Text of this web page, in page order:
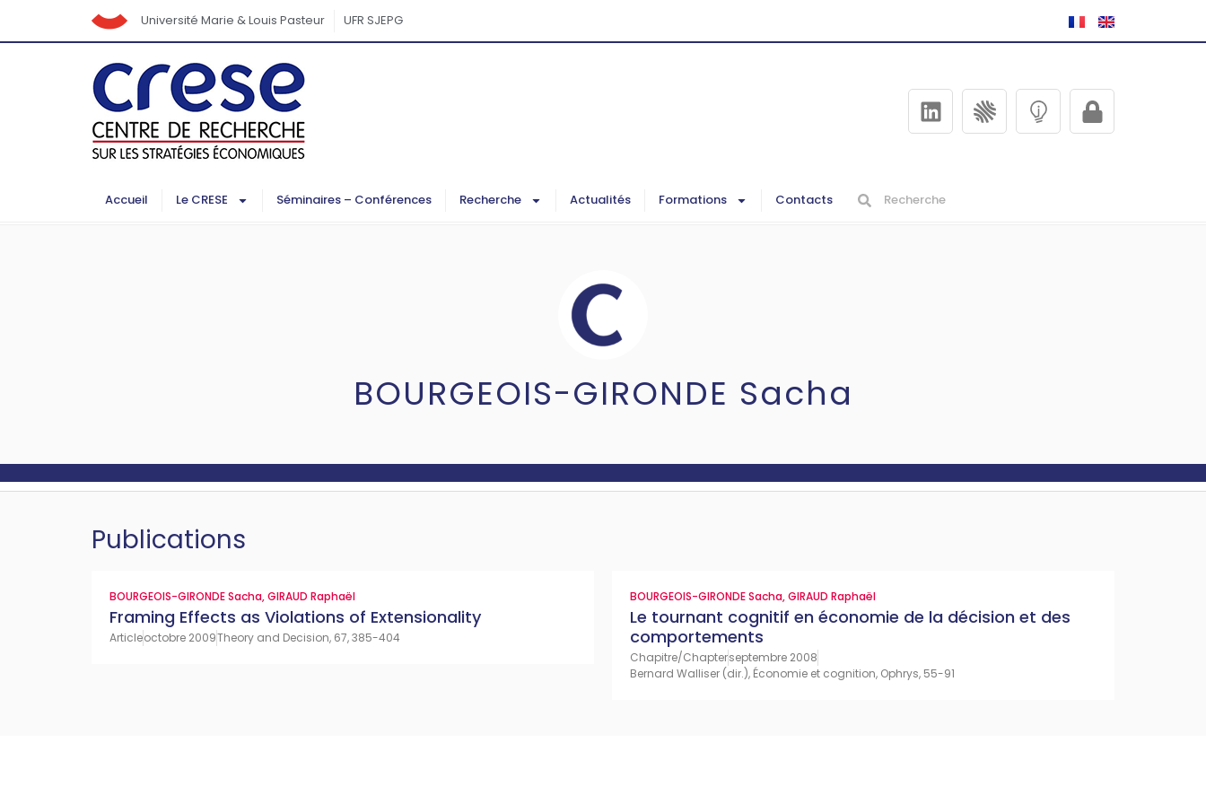
Université Marie & Louis Pasteur UFR SJEPG
Accueil Le CRESE Séminaires – Conférences Recherche Actualités Formations Contacts
BOURGEOIS-GIRONDE Sacha
Publications
BOURGEOIS-GIRONDE Sacha,GIRAUD Raphaël
Framing Effects as Violations of Extensionality
Articleoctobre 2009Theory and Decision, 67, 385-404
BOURGEOIS-GIRONDE Sacha,GIRAUD Raphaël
Le tournant cognitif en économie de la décision et des
comportements
Chapitre/Chapterseptembre 2008
Bernard Walliser (dir.), Économie et cognition, Ophrys, 55-91